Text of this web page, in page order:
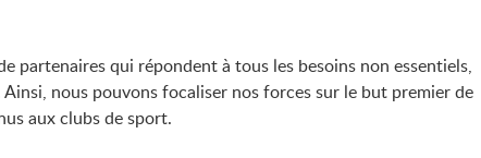
partenaires qui répondent à tous les besoins non essentiels,
nous pouvons focaliser nos forces sur le but premier de
aux clubs de sport.